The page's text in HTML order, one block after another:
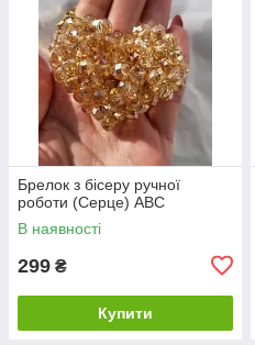
Брелок з бісеру ручної
роботи (Серце) ABC
В наявності
299 ₴
Купити